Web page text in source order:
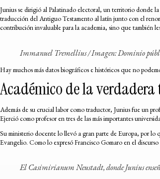
Junius se dirigió al Palatinado electoral, un territorio donde
traducción del Antiguo Testamento al latín junto con el
contribución invaluable para la academia, sino que también
Immanuel Tremellius / Imagen: Dominio
Hay muchos más datos biográficos e históricos que no
Académico de la
Además de su crucial labor como traductor, Junius fue un
Ejerció como profesor en tres de las más importantes
Su ministerio docente lo llevó a gran parte de Europa, por lo
Evangelio. Como lo expresó Francisco Gomaro en el
ElCasimirianum Neustadt, donde Junius